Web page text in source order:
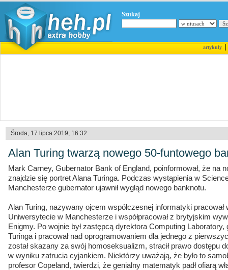
Szukaj
artykuły|
Środa, 17 lipca 2019, 16:32
Alan Turing twarzą nowego 50-funtowego
Mark Carney, Gubernator Bank of England, poinformował, że na
znajdzie się portret Alana Turinga. Podczas wystąpienia w
Manchesterze gubernator ujawnił wygląd nowego banknotu.
Alan Turing, nazywany ojcem współczesnej informatyki
Uniwersytecie w Manchesterze i współpracował z brytyjskim
Enigmy. Po wojnie był zastępcą dyrektora Computing Laboratory,
Turinga i pracował nad oprogramowaniem dla jednego z
został skazany za swój homoseksualizm, stracił prawo dostępu
w wyniku zatrucia cyjankiem. Niektórzy uważają, że było to
profesor Copeland, twierdzi, że genialny matematyk padł ofiarą